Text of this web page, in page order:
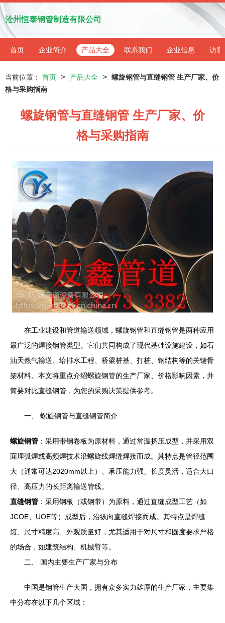
沧州恒泰钢管制造有限公司
首页 企业简介 产品大全 联系我们 企业信息 访客
当前位置： 首页 > 产品大全 > 螺旋钢管与直缝钢管 生产厂家、价
格与采购指南
螺旋钢管与直缝钢管 生产厂家、价
格与采购指南
在工业建设和管道输送领域，螺旋钢管和直缝钢管是两种应用
最广泛的焊接钢管类型。它们共同构成了现代基础设施建设，如石
油天然气输送、给排水工程、桥梁桩基、打桩、钢结构等的关键骨
架材料。本文将重点介绍螺旋钢管的生产厂家、价格影响因素，并
简要对比直缝钢管，为您的采购决策提供参考。
一、 螺旋钢管与直缝钢管简介
螺旋钢管 ：采用带钢卷板为原材料，通过常温挤压成型，并采用双
面埋弧焊或高频焊技术沿螺旋线焊缝焊接而成。其特点是管径范围
大（通常可达2020mm以上）、承压能力强、长度灵活，适合大口
径、高压力的长距离输送管线。
直缝钢管 ：采用钢板（或钢带）为原料，通过直缝成型工艺（如
JCOE、UOE等）成型后，沿纵向直缝焊接而成。其特点是焊缝
短、尺寸精度高、外观质量好，尤其适用于对尺寸和圆度要求严格
的场合，如建筑结构、机械臂等。
二、 国内主要生产厂家与分布
中国是钢管生产大国，拥有众多实力雄厚的生产厂家，主要集
中分布在以下几个区域：